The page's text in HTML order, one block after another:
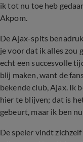
ik tot nu toe heb
Akpom.
De Ajax-spits
je voor dat ik alles zou
echt een succesvolle
blij maken, want de
bekende club, Ajax. Ik
hier te blijven; dat is
gebeurt, maar ik ben
De speler vindt